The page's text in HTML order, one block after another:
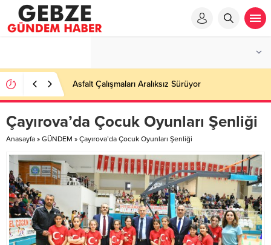
Asfalt Çalışmaları Aralıksız Sürüyor
Çayırova’da Çocuk Oyunları Şenliği
Anasayfa » GÜNDEM » Çayırova’da Çocuk Oyunları Şenliği